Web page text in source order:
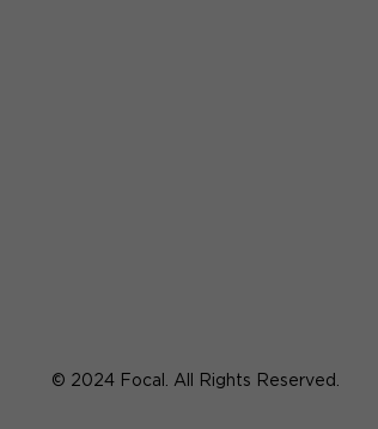
© 2024 Focal. All Rights Reserved.